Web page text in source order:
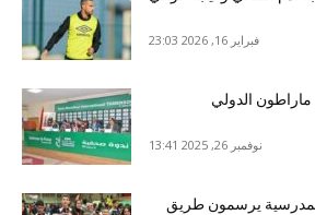
فبراير 16, 2026 23:03
الدولي
نوفمبر 26, 2025 13:41
يرسمون طريق